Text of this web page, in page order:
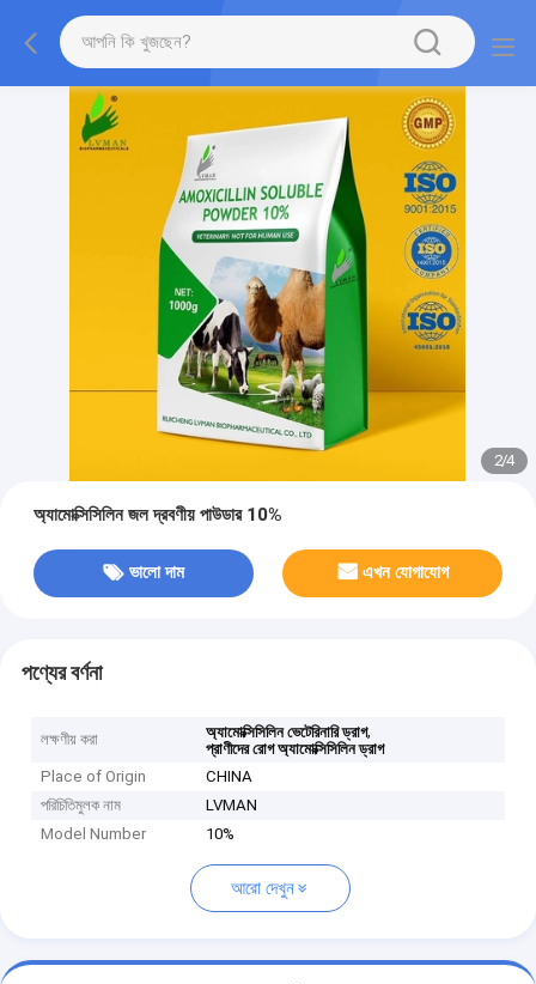
2/4
অ্যামোক্সিসিলিন জল দ্রবণীয় পাউডার 10%
ভালো দাম এখন যোগাযোগ
পণ্যের বর্ণনা
লক্ষণীয় করা অ্যামোক্সিসিলিন ভেটেরিনারি ড্রাগ,
প্রাণীদের রোগ অ্যামোক্সিসিলিন ড্রাগ
Place of Origin
CHINA
পরিচিতিমুলক নাম
LVMAN
Model Number
10%
আরো দেখুন